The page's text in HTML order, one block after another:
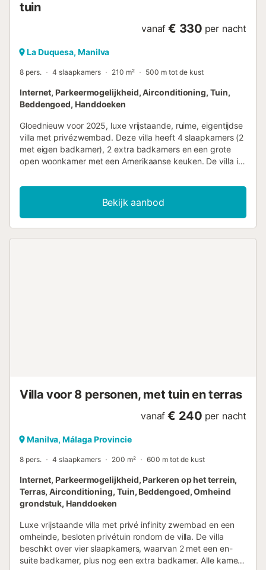
van kraanwater....
tuin
vanaf € 330 per nacht
La Duquesa, Manilva
8 pers. 4 slaapkamers 210 m² 500 m tot de kust
Internet, Parkeermogelijkheid, Airconditioning, Tuin,
Beddengoed, Handdoeken
Gloednieuw voor 2025, luxe vrijstaande, ruime, eigentijdse
villa met privézwembad. Deze villa heeft 4 slaapkamers (2
met eigen badkamer), 2 extra badkamers en een grote
open woonkamer met een Amerikaanse keuken. De villa is
WiFi-verbinding, een privétuin met zwembad, een groot
overdekt terras met hoogwaardig terrasmeubilair, en een
privé-omheinde oprit met parkeergelegenheid voor 2
auto's. De villa ligt op korte loopafstand van de stranden
Bekijk aanbod
Villa voor 8 personen, met tuin en terras
vanaf € 240 per nacht
Manilva, Málaga Provincie
8 pers. 4 slaapkamers 200 m² 600 m tot de kust
Internet, Parkeermogelijkheid, Parkeren op het terrein,
Terras, Airconditioning, Tuin, Beddengoed, Omheind
grondstuk, Handdoeken
Luxe vrijstaande villa met privé infinity zwembad en een
omheinde, besloten privétuin rondom de villa. De villa
beschikt over vier slaapkamers, waarvan 2 met een en-
suite badkamer, plus nog een extra badkamer. Alle kamers